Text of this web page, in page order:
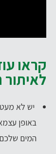
קראו
לאיתור
יש לא
באופן
המים